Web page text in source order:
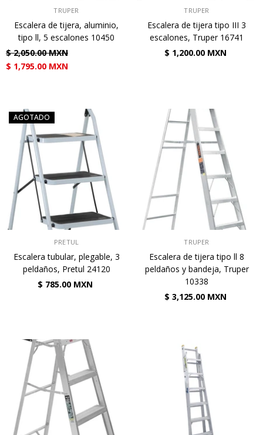
TRUPER
Escalera de tijera, aluminio,
tipo ll, 5 escalones 10450
$ 2,050.00 MXN
$ 1,795.00 MXN
TRUPER
Escalera de tijera tipo III 3
escalones, Truper 16741
$ 1,200.00 MXN
AGOTADO
PRETUL
Escalera tubular, plegable, 3
peldaños, Pretul 24120
$ 785.00 MXN
TRUPER
Escalera de tijera tipo ll 8
peldaños y bandeja, Truper
10338
$ 3,125.00 MXN